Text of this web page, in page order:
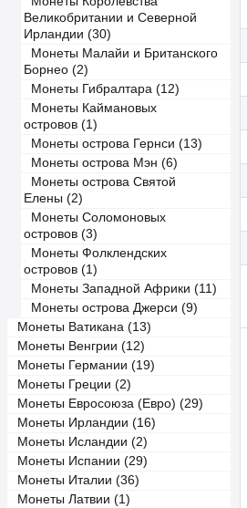
Великобритании и Северной
Ирландии (30)
Монеты Малайи и Британского
Борнео (2)
Монеты Гибралтара (12)
Монеты Каймановых
островов (1)
Монеты острова Гернси (13)
Монеты острова Мэн (6)
Монеты острова Святой
Елены (2)
Монеты Соломоновых
островов (3)
Монеты Фолклендских
островов (1)
Монеты Западной Африки (11)
Монеты острова Джерси (9)
Монеты Ватикана (13)
Монеты Венгрии (12)
Монеты Германии (19)
Монеты Греции (2)
Монеты Евросоюза (Евро) (29)
Монеты Ирландии (16)
Монеты Исландии (2)
Монеты Испании (29)
Монеты Италии (36)
Монеты Латвии (1)